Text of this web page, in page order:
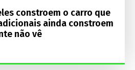
constroem o carro que
ainda constroem
não vê